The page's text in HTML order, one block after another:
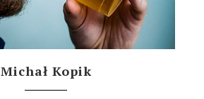
Michał Kopik